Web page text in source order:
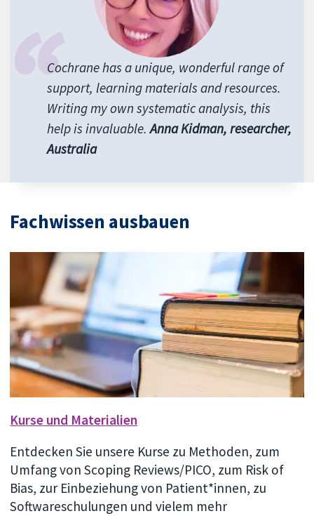
Cochrane has a unique, wonderful range of
support, learning materials and resources.
Writing my own systematic analysis, this
help is invaluable.Anna Kidman, researcher,
Australia
Fachwissen ausbauen
Kurse und Materialien
Entdecken Sie unsere Kurse zu Methoden, zum
Umfang von Scoping Reviews/PICO, zum Risk of
Bias, zur Einbeziehung von Patient*innen, zu
Softwareschulungen und vielem mehr